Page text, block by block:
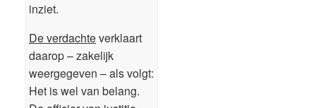
inziet.
De verdachteverklaart
daarop – zakelijk
weergegeven – als volgt:
Het is wel van belang.